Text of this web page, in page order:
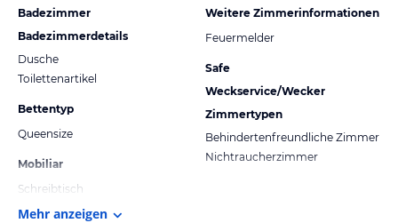
Badezimmer
Badezimmerdetails
Dusche
Toilettenartikel
Bettentyp
Queensize
Mobiliar
Schreibtisch
Weitere Zimmerinformationen
Feuermelder
Safe
Weckservice/Wecker
Zimmertypen
Behindertenfreundliche Zimmer
Nichtraucherzimmer
Mehr anzeigen